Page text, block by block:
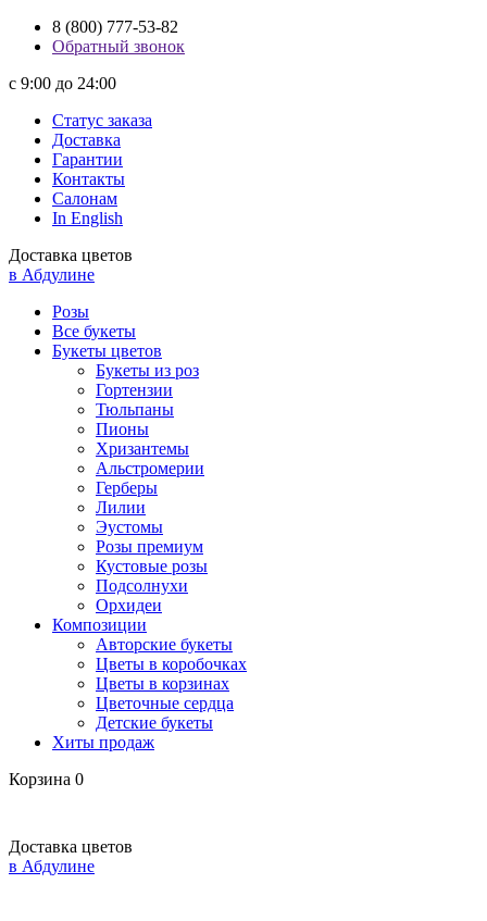
8 (800) 777-53-82
Обратный звонок
с 9:00 до 24:00
Статус заказа
Доставка
Гарантии
Контакты
Салонам
In English
Доставка цветов
в Абдулине
Розы
Все букеты
Букеты цветов
Букеты из роз
Гортензии
Тюльпаны
Пионы
Хризантемы
Альстромерии
Герберы
Лилии
Эустомы
Розы премиум
Кустовые розы
Подсолнухи
Орхидеи
Композиции
Авторские букеты
Цветы в коробочках
Цветы в корзинах
Цветочные сердца
Детские букеты
Хиты продаж
Корзина 0
Доставка цветов
в Абдулине